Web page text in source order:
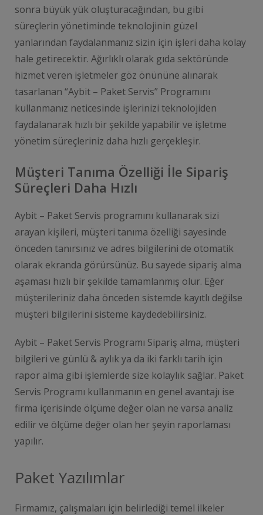
sonra büyük yük oluşturacağından, bu gibi
süreçlerin yönetiminde teknolojinin güzel
yanlarından faydalanmanız sizin için işleri daha kolay
hale getirecektir. Ağırlıklı olarak gıda sektöründe
hizmet veren işletmeler göz önününe alınarak
tasarlanan “Aybit – Paket Servis” Programını
kullanmanız neticesinde işlerinizi teknolojiden
faydalanarak hızlı bir şekilde yapabilir ve işletme
yönetim süreçleriniz daha hızlı gerçekleşir.
Müşteri Tanıma Özelliği İle Sipariş
Süreçleri Daha Hızlı
Aybit – Paket Servis programını kullanarak sizi
arayan kişileri, müşteri tanıma özelliği sayesinde
önceden tanırsınız ve adres bilgilerini de otomatik
olarak ekranda görürsünüz. Bu sayede sipariş alma
aşaması hızlı bir şekilde tamamlanmış olur. Eğer
müşterileriniz daha önceden sistemde kayıtlı değilse
müşteri bilgilerini sisteme kaydedebilirsiniz.
Aybit – Paket Servis Programı Sipariş alma, müşteri
bilgileri ve günlü & aylık ya da iki farklı tarih için
rapor alma gibi işlemlerde size kolaylık sağlar. Paket
Servis Programı kullanmanın en genel avantajı ise
firma içerisinde ölçüme değer olan ne varsa analiz
edilir ve ölçüme değer olan her şeyin raporlaması
yapılır.
Paket Yazılımlar
Firmamız, çalışmaları için belirlediği temel ilkeler